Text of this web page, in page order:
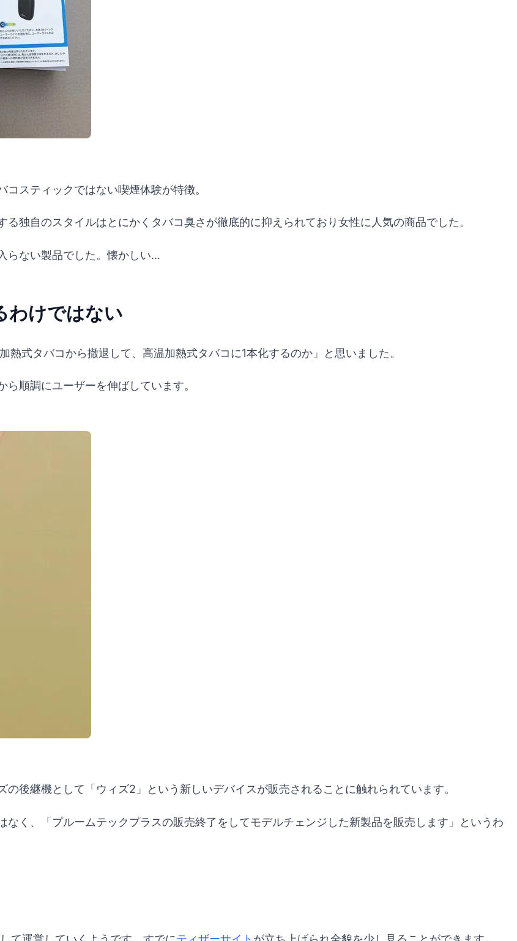
スティックではない喫煙体験が特徴。
独自のスタイルはとにかくタバコ臭さが徹底的に抑えられており女性に人気の商品でした。
らない製品でした。懐かしい…
わけではない
式タバコから撤退して、高温加熱式タバコに1本化するのか」と思いました。
順調にユーザーを伸ばしています。
後継機として「ウィズ2」という新しいデバイスが販売されることに触れられています。
く、「プルームテックプラスの販売終了をしてモデルチェンジした新製品を販売します」というわ